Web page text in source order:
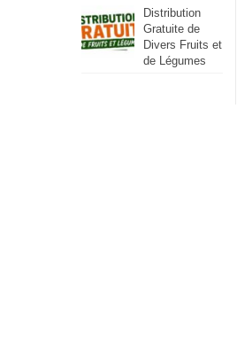
Distribution
Gratuite de
Divers Fruits et
de Légumes